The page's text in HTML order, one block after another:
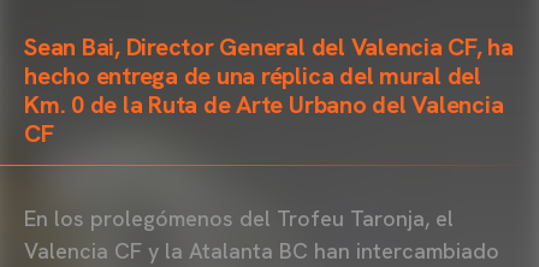
Sean Bai, Director General del Valencia CF, ha
hecho entrega de una réplica del mural del
Km. 0 de la Ruta de Arte Urbano del Valencia
CF
En los prolegómenos del Trofeu Taronja, el
Valencia CF y la Atalanta BC han intercambiado